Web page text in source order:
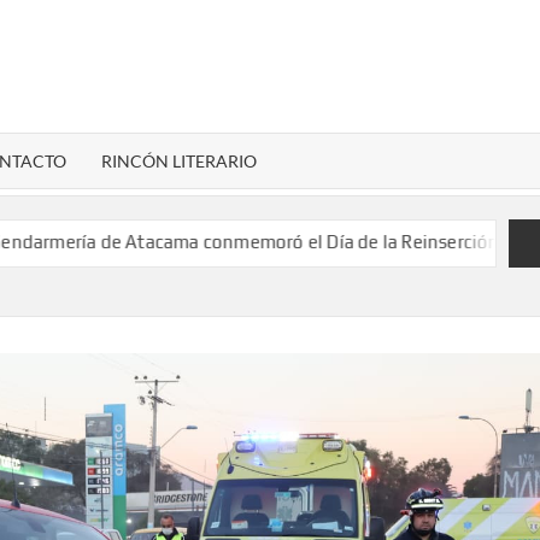
RINCÓN LITERARIO
de Atacama conmemoró el Día de la Reinserción Social